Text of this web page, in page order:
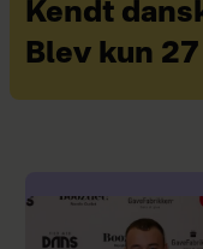
Kendt
Blev kun